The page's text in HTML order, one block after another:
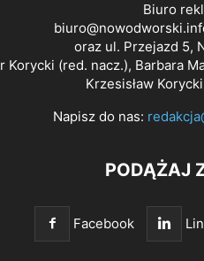
Biuro
oraz ul. Przejazd 5,
Korycki (red. nacz.), Barbara
Krzesisław
Napisz do nas:
PODĄŻAJ
Facebook